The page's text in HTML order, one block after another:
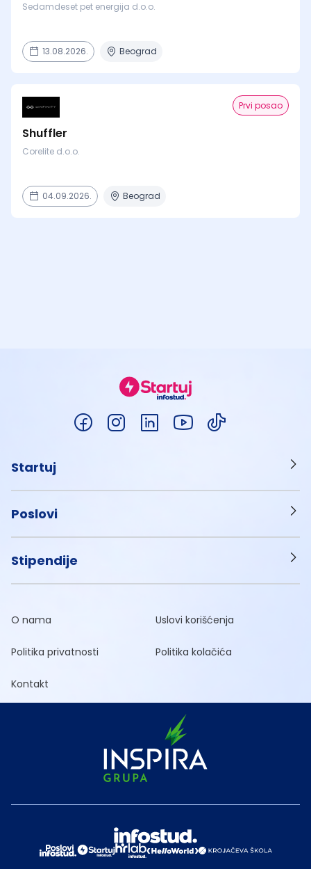
Sedamdeset pet energija d.o.o.
13.08.2026. Beograd
Prvi posao
Shuffler
Corelite d.o.o.
04.09.2026. Beograd
Startuj
Poslovi
Stipendije
O nama Uslovi korišćenja
Politika privatnosti Politika kolačića
Kontakt